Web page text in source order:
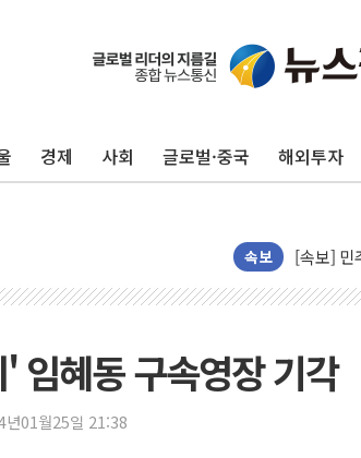
경제 사회 글로벌·중국 해외투자
속보
인천 합
김민석,
[속보] 민
[속보] 민
이번주
美, 이란
폐기물
서울 중
여수 오
임혜동 구속영장 기각
년01월25일 21:38